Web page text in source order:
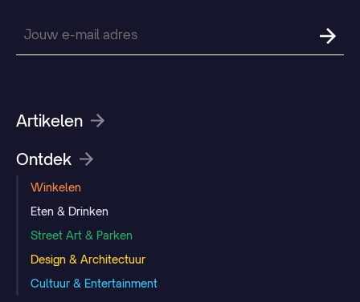
Artikelen
Ontdek
Winkelen
Eten & Drinken
Street Art & Parken
Design & Architectuur
Cultuur & Entertainment